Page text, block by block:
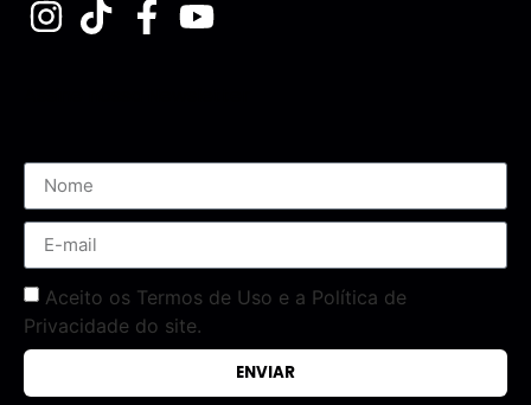
Aceito os Termos de Uso e a Política de
Privacidade do site.
ENVIAR